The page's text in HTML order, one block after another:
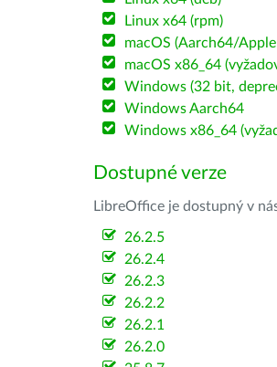
Linux x64 (rpm)
macOS (Aarch64/
macOS x86_64
Windows (32 bit,
Windows Aarch64
Windows x86_64
Dostupné verze
LibreOffice je dostupný v
26.2.5
26.2.4
26.2.3
26.2.2
26.2.1
26.2.0